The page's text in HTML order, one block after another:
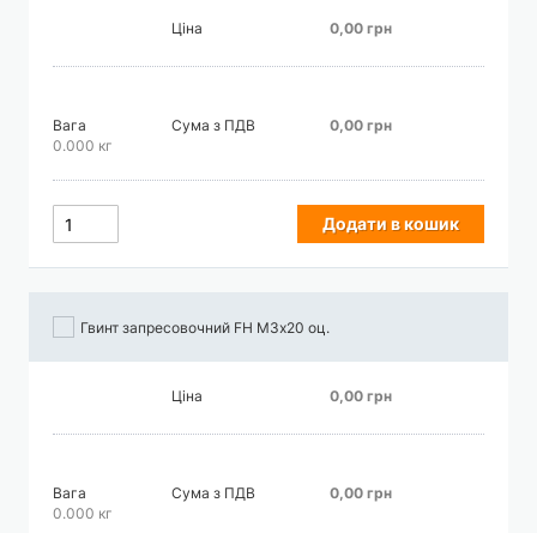
Ціна 0,00 грн
Вага
0.000 кг
Сума з ПДВ 0,00 грн
Додати в кошик
Гвинт запресовочний FH М3х20 оц.
Ціна 0,00 грн
Вага
0.000 кг
Сума з ПДВ 0,00 грн